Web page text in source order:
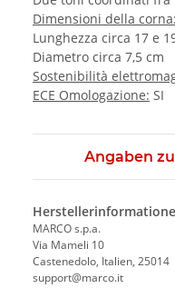
Dimensioni della corna:
Lunghezza circa 17 e
Diametro circa 7,5 cm
Sostenibilità
ECE Omologazione: SI
Angaben
MARCO s.p.a.
Via Mameli 10
Castenedolo, Italien, 25014
support@marco.it